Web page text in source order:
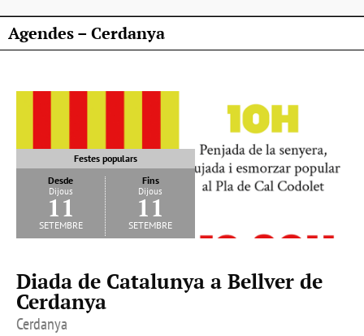
Agendes – Cerdanya
Festes populars
Desde
Dijous
11
setembre
Fins
Dijous
11
setembre
Diada de Catalunya a Bellver de
Cerdanya
Cerdanya